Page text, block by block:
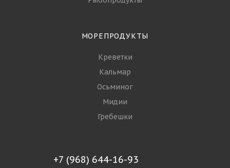
МОРЕПРОДУКТЫ
Креветки
Кальмар
Осьминог
Мидии
Гребешки
+7 (968) 644-16-93